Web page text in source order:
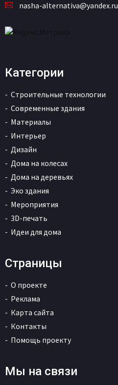
nasha-alternativa@yandex.ru
Категории
Строительные технологии
Современные здания
Материалы
Интерьер
Дизайн
Дома на колесах
Дома на деревьях
Эко здания
Мероприятия
3D-печать
Идеи для дома
Страницы
О проекте
Реклама
Карта сайта
Контакты
Помощь проекту
Мы на связи